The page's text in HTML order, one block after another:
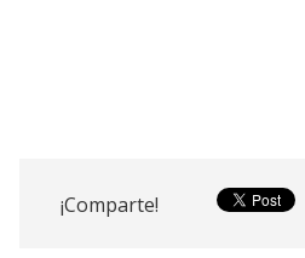
¡Comparte!